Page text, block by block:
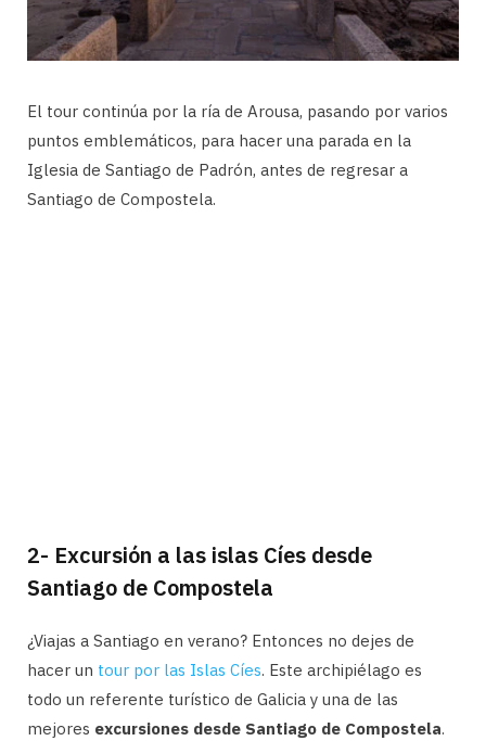
El tour continúa por la ría de Arousa, pasando por varios
puntos emblemáticos, para hacer una parada en la
Iglesia de Santiago de Padrón, antes de regresar a
Santiago de Compostela.
2- Excursión a las islas Cíes desde
Santiago de Compostela
¿Viajas a Santiago en verano? Entonces no dejes de
hacer un tour por las Islas Cíes. Este archipiélago es
todo un referente turístico de Galicia y una de las
mejores excursiones desde Santiago de Compostela.